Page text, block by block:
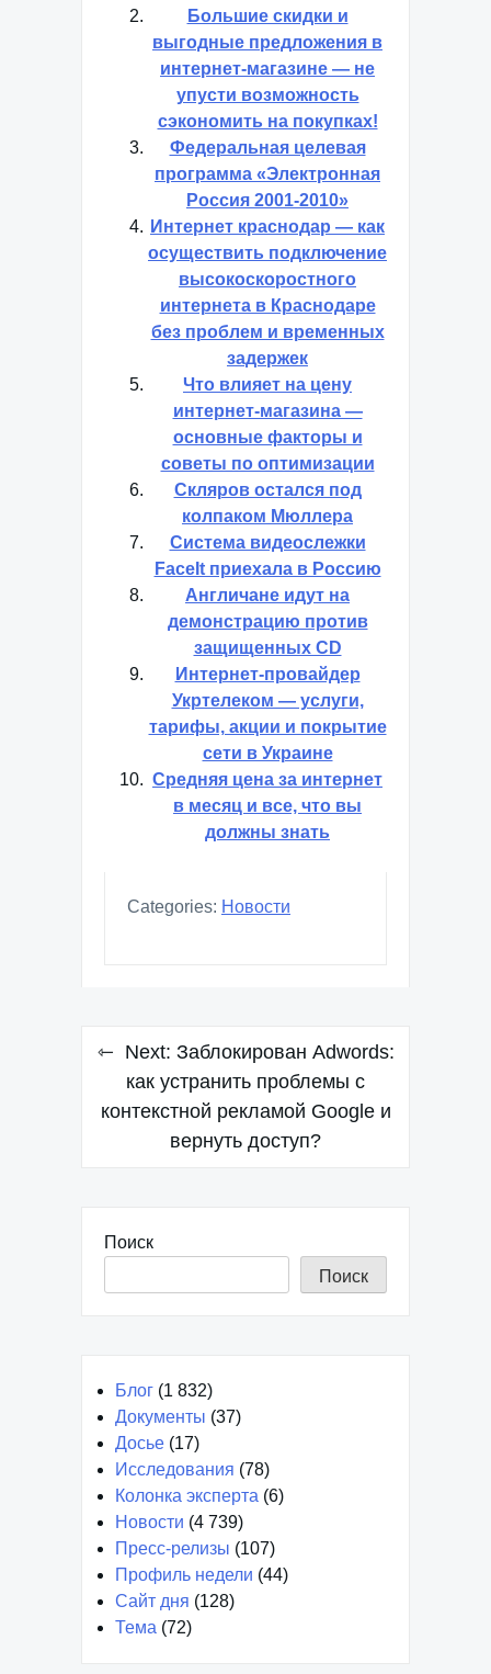
Большие скидки и
выгодные предложения в
интернет-магазине — не
упусти возможность
сэкономить на покупках!
Федеральная целевая
программа «Электронная
Россия 2001-2010»
Интернет краснодар — как
осуществить подключение
высокоскоростного
интернета в Краснодаре
без проблем и временных
задержек
Что влияет на цену
интернет-магазина —
основные факторы и
советы по оптимизации
Скляров остался под
колпаком Мюллера
Система видеослежки
FaceIt приехала в Россию
Англичане идут на
демонстрацию против
защищенных CD
Интернет-провайдер
Укртелеком — услуги,
тарифы, акции и покрытие
сети в Украине
Средняя цена за интернет
в месяц и все, что вы
должны знать
Categories: Новости
Навигация
записям
Next: Заблокирован Adwords:
как устранить проблемы с
контекстной рекламой Google и
вернуть доступ?
Поиск
Поиск
Блог (1 832)
Документы (37)
Досье (17)
Исследования (78)
Колонка эксперта (6)
Новости (4 739)
Пресс-релизы (107)
Профиль недели (44)
Сайт дня (128)
Тема (72)